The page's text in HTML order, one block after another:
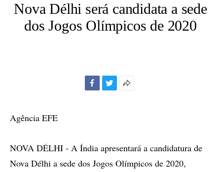
Nova Délhi será candidata a sede
dos Jogos Olímpicos de 2020
Agência EFE
NOVA DÉLHI - A Índia apresentará a candidatura de
Nova Délhi a sede dos Jogos Olímpicos de 2020,